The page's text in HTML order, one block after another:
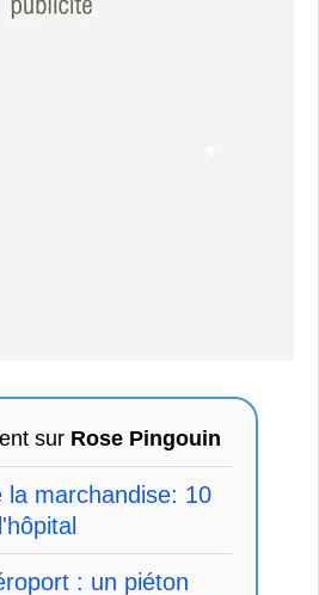
sur Rose Pingouin
la marchandise: 10
: un piéton